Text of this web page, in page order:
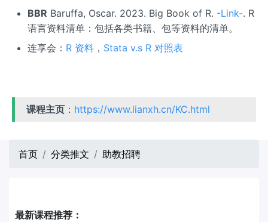
BBR Baruffa, Oscar. 2023. Big Book of R. -Link-. R
语言资料清单：包括各类书籍、包等资料的清单。
连享会： R 资料， Stata v.s R 对照表
课程主页 ： https://www.lianxh.cn/KC.html
首页 分类推文 助教招聘
最新课程推荐：